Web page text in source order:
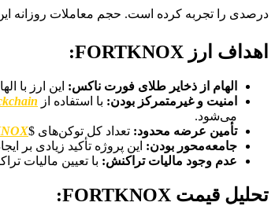
درصدی را تجربه کرده است. حجم معاملات روزانه
اهداف ارز FORTKNOX:
الهام از ذخایر طلای فورت ناکس: این ارز با
امنیت و غیرمتمرکز بودن: با استفاده از
می‌شود.
تأمین عرضه محدود: تعداد کل توکن‌های $
جامعه‌محور بودن: این پروژه تأکید زیادی بر
عدم وجود مالیات تراکنش: با تعیین مالیات تراکنش برابر با ۰٪، کاربران می‌توانند بدون نگرانی از
تحلیل قیمت FORTKNOX: